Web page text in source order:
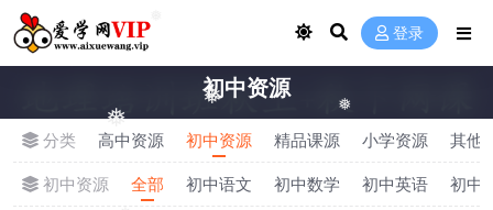
❅ ❅
❅
登录
初中资源
分类 高中资源 初中资源 精品课源 小学资源
其他
初中资源
全部 初中语文 初中数学 初中英语
初中